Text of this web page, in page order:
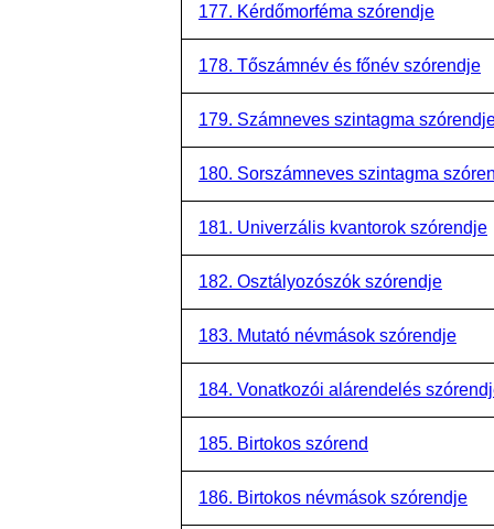
177. Kérdőmorféma szórendje
178. Tőszámnév és főnév szórendje
179. Számneves szintagma
180. Sorszámneves szintagma
181. Univerzális kvantorok szórendje
182. Osztályozószók szórendje
183. Mutató névmások szórendje
184. Vonatkozói alárendelés
185. Birtokos szórend
186. Birtokos névmások szórendje